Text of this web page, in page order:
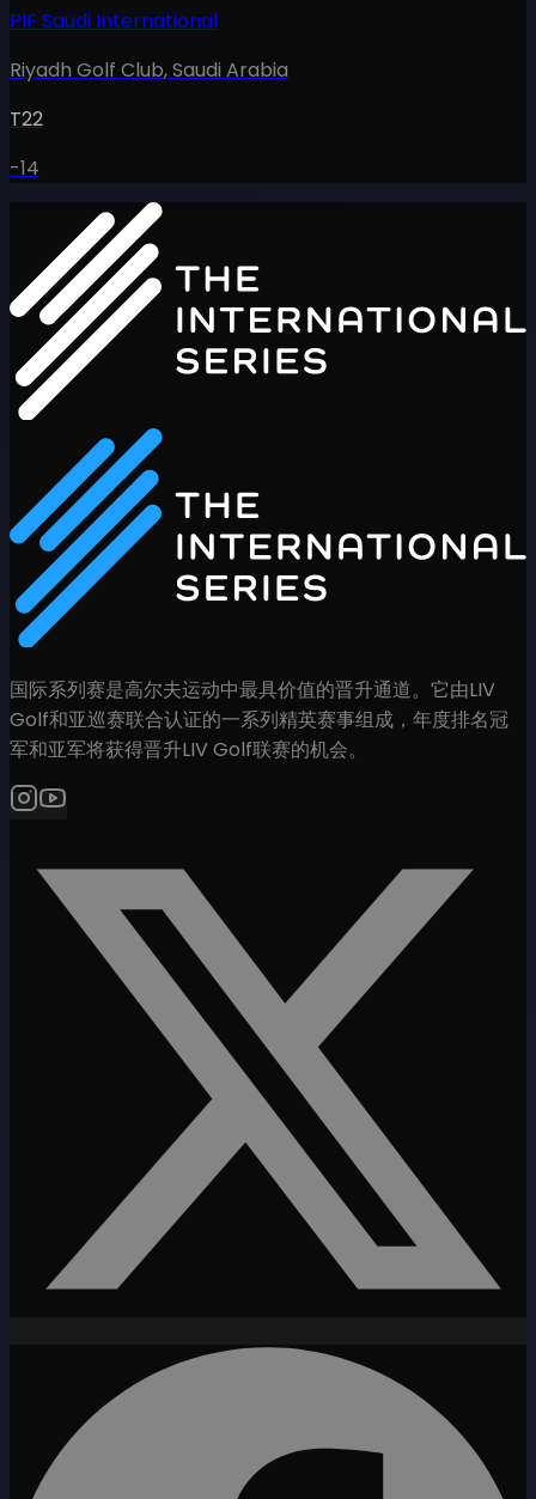
PIF Saudi International
Riyadh Golf Club,Saudi Arabia
T22
-14
国际系列赛是高尔夫运动中最具价值的晋升通道。它由LIV
Golf和亚巡赛联合认证的一系列精英赛事组成，年度排名冠
军和亚军将获得晋升LIV Golf联赛的机会。